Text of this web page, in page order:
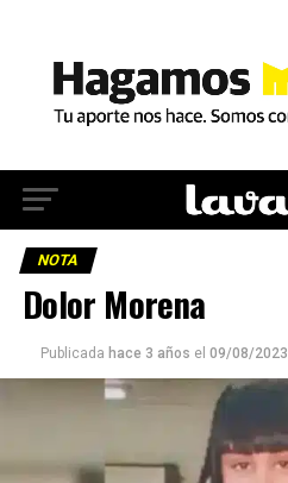
NOTA
Dolor Morena
Publicada hace 3 años el 09/08/2023